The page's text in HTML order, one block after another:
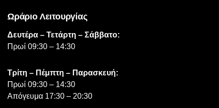
Ωράριο Λειτουργίας
Δευτέρα – Τετάρτη – Σάββατο:
Πρωί 09:30 – 14:30
Τρίτη – Πέμπτη – Παρασκευή:
Πρωί 09:30 – 14:30
Απόγευμα 17:30 – 20:30